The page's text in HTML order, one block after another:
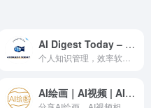
AI Digest Today – 效率工具箱📦
AI绘画｜AI视频 | AI音乐